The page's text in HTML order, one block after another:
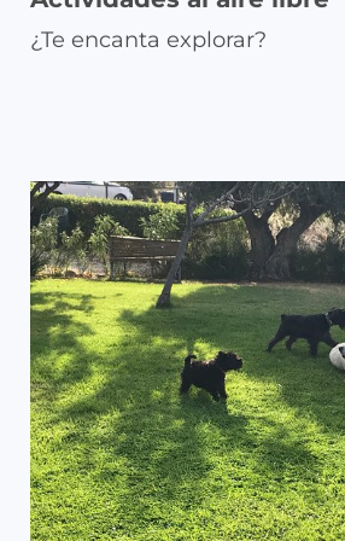
¿Te encanta explorar?